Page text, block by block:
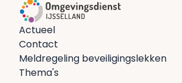
Actueel
Contact
Meldregeling beveiligingslekken
Thema's